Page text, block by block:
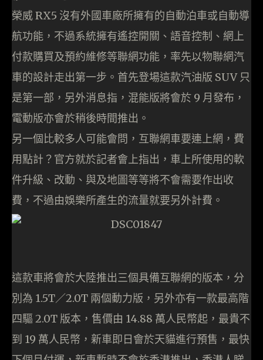
榮威 RX5 沒有外國車廠所擁有的自動泊車或自動導
航功能，不過系統擁有遙控開關、語音控制、網上
付款購買及預約維修等聯網功能，率先以物聯網汽
車的設計走出第一步。首先登場這款汽油版 SUV 只
是第一部，另外消息指，混能版將會於 9 月發布，
電動版亦會於稍後時間推出。
另一個比較多人可能會問，互聯網車要連上網，費
用點計？官方就於記者會上指出，車上所使用的軟
件升級、改動、與及地圖等等將不會需要作出收
費，不過由娛樂所產生的流量就要另外計費。
這款車將會於大陸推出三個具備互聯網的版本，分
別為 1.5T／2.0T 兩個動力版，另外亦有一款最高階
四驅 2.0T 版本，售價由 14.88 萬人民幣起，最貴不
到 19 萬人民幣，新車即日會於天貓進行預售，最快